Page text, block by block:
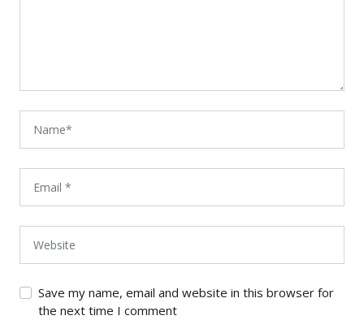
Save my name, email and website in this browser for
the next time I comment